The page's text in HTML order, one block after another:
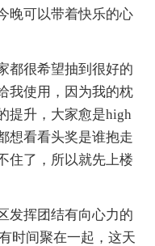
晚可以带着快乐的心
都很希望抽到很好的
我使用，因为我的枕
提升，大家愈是high
想看看头奖是谁抱走
住了，所以就先上楼
发挥团结有向心力的
时间聚在一起，这天